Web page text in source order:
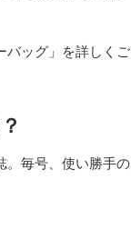
バッグ」を詳しくご
。毎号、使い勝手の